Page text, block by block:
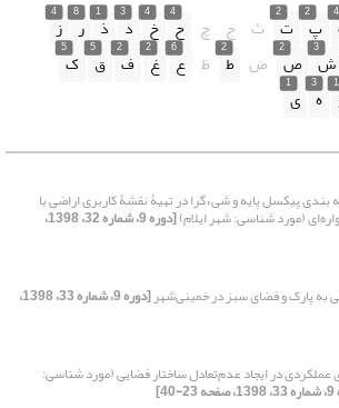
4
2
پ
2
ت ث ج چ
4
ح
4
خ
3
د
1
ذ
8
ر
4
ز
3
ش
2
ص ض
2
ط ظ
6
ع
2
غ
2
ف
5
ق
5
ک
1
3
ه
1
ی
پیکسل پایه و شیءگرا در تهیۀ نقشۀ کاربری اراضی با
(مورد شناسی: شهر ایلام) [دوره 9، شماره 32، 1398،
به پارک و فضای سبز در خمینی‌شهر [دوره 9، شماره 33، 1398،
در ایجاد عدم‌تعادل ساختار فضایی (مورد شناسی: